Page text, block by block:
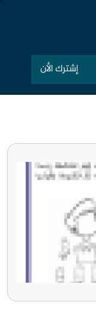
إشترك الأن